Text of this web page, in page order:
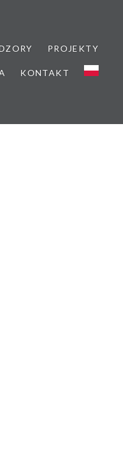
PROJEKTY
KONTAKT